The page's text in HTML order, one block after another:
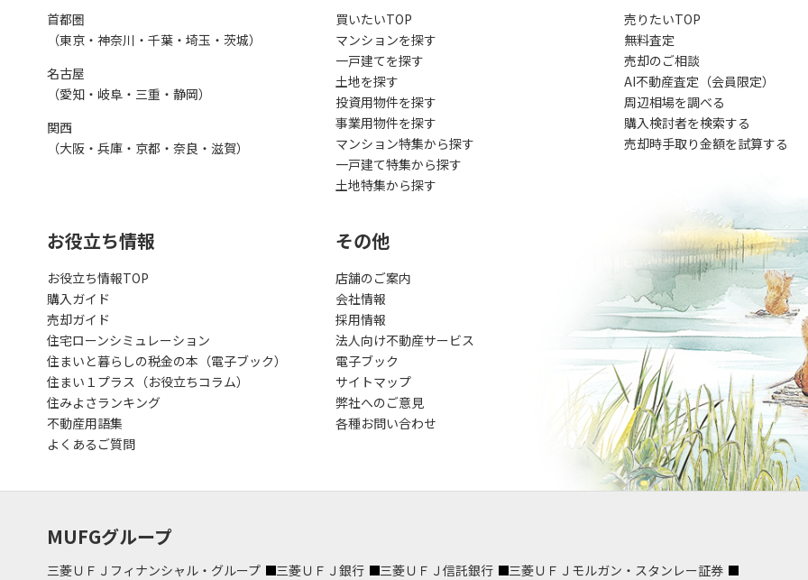
首都圏
（東京・神奈川・千葉・埼玉・茨城）
名古屋
（愛知・岐阜・三重・静岡）
関西
（大阪・兵庫・京都・奈良・滋賀）
買いたいTOP
マンションを探す
一戸建てを探す
土地を探す
投資用物件を探す
事業用物件を探す
マンション特集から探す
一戸建て特集から探す
土地特集から探す
売りたいTOP
無料査定
売却のご相談
AI不動産査定（会員限定）
周辺相場を調べる
購入検討者を検索する
売却時手取り金額を試算する
お役立ち情報
お役立ち情報TOP
購入ガイド
売却ガイド
住宅ローンシミュレーション
住まいと暮らしの税金の本（電子ブック）
住まい１プラス（お役立ちコラム）
住みよさランキング
不動産用語集
よくあるご質問
その他
店舗のご案内
会社情報
採用情報
法人向け不動産サービス
電子ブック
サイトマップ
弊社へのご意見
各種お問い合わせ
MUFGグループ
三菱ＵＦＪフィナンシャル・グループ 三菱ＵＦＪ銀行 三菱ＵＦＪ信託銀行 三菱ＵＦＪモルガン・スタンレー証券